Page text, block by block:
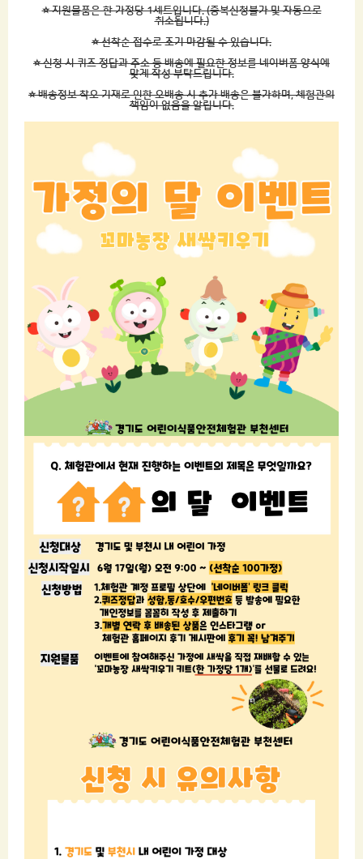
⭐ 지원물품은 한 가정당 1세트입니다. (중복신청불가 및 자동으로
취소됩니다.)
⭐ 선착순 접수로 조기 마감될 수 있습니다.
⭐ 신청 시 퀴즈 정답과 주소 등 배송에 필요한 정보를 네이버폼 양식에
맞게 작성 부탁드립니다.
⭐ 배송정보 착오 기재로 인한 오배송 시 추가 배송은 불가하며, 체험관의
책임이 없음을 알립니다.